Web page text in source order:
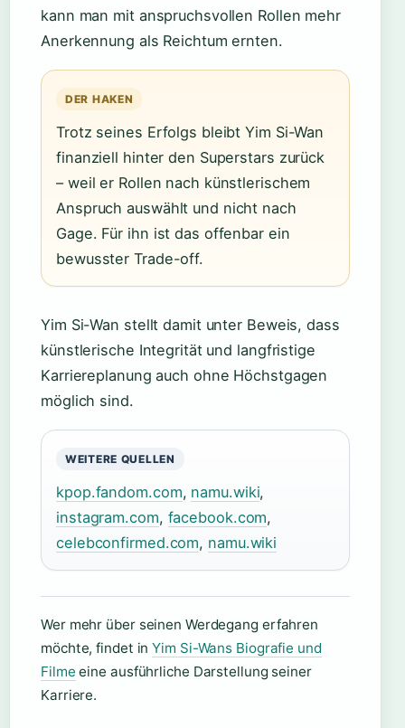
kann man mit anspruchsvollen Rollen mehr
Anerkennung als Reichtum ernten.
DER HAKEN
Trotz seines Erfolgs bleibt Yim Si-Wan
finanziell hinter den Superstars zurück
– weil er Rollen nach künstlerischem
Anspruch auswählt und nicht nach
Gage. Für ihn ist das offenbar ein
bewusster Trade-off.
Yim Si-Wan stellt damit unter Beweis, dass
künstlerische Integrität und langfristige
Karriereplanung auch ohne Höchstgagen
möglich sind.
WEITERE QUELLEN
kpop.fandom.com, namu.wiki,
instagram.com, facebook.com,
celebconfirmed.com, namu.wiki
Wer mehr über seinen Werdegang erfahren
möchte, findet inYim Si-Wans Biografie und
Filme eine ausführliche Darstellung seiner
Karriere.